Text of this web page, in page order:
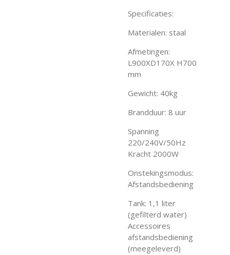
Specificaties:
Materialen: staal
Afmetingen:
L900XD170X H700
mm
Gewicht: 40kg
Brandduur: 8 uur
Spanning
220/240V/50Hz
Kracht 2000W
Onstekingsmodus:
Afstandsbediening
Tank: 1,1 liter
(gefilterd water)
Accessoires
afstandsbediening
(meegeleverd)